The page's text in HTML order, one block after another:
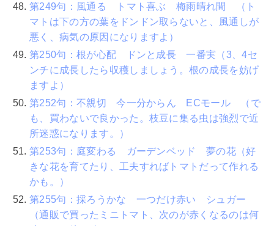
第249句：風通る トマト喜ぶ 梅雨晴れ間 （ト
マトは下の方の葉をドンドン取らないと、風通しが
悪く、病気の原因になりますよ）
第250句：根が心配 ドンと成長 一番実（3、4セ
ンチに成長したら収穫しましょう。根の成長を妨げ
ますよ）
第252句：不親切 今一分からん ECモール （で
も、買わないで良かった。枝豆に集る虫は強烈で近
所迷惑になります。）
第253句：庭変わる ガーデンベッド 夢の花（好
きな花を育てたり、工夫すればトマトだって作れる
かも。）
第255句：採ろうかな 一つだけ赤い シュガー
（通販で買ったミニトマト、次のが赤くなるのは何